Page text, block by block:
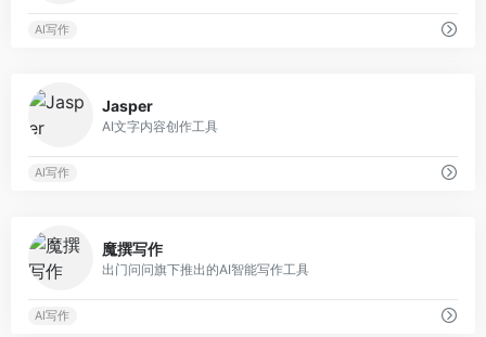
AI写作
Jasper
AI文字内容创作工具
AI写作
魔撰写作
出门问问旗下推出的AI智能写作工具
AI写作